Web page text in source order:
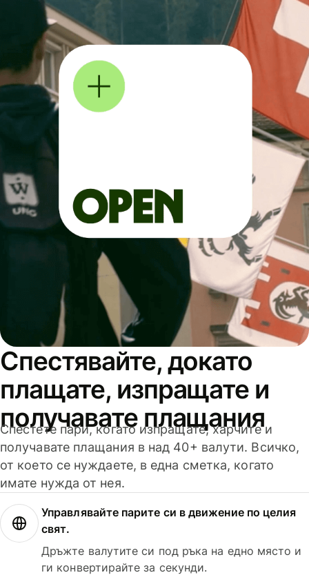
Спестявайте, докато
плащате, изпращате и
получавате плащания
Спестете пари, когато изпращате, харчите и
получавате плащания в над 40+ валути. Всичко,
от което се нуждаете, в една сметка, когато
имате нужда от нея.
Управлявайте парите си в движение по целия
свят.
Дръжте валутите си под ръка на едно място и
ги конвертирайте за секунди.